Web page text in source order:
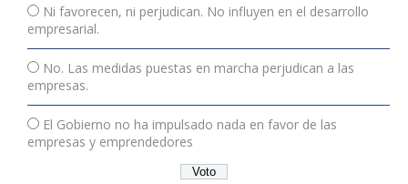
Ni favorecen, ni perjudican. No influyen en el desarrollo
empresarial.
No. Las medidas puestas en marcha perjudican a las
empresas.
El Gobierno no ha impulsado nada en favor de las
empresas y emprendedores